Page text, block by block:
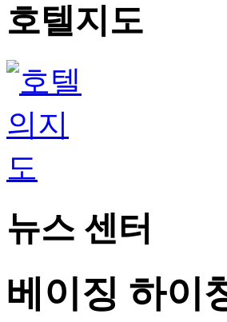
호텔지도
뉴스 센터
베이징 하이